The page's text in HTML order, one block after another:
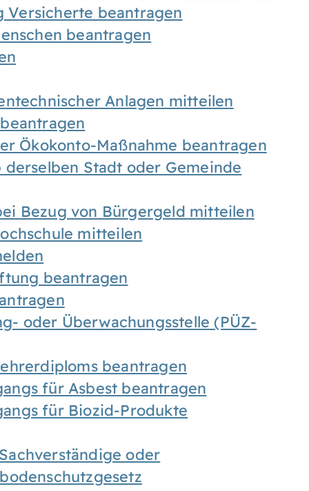
Versicherte beantragen
beantragen
Anlagen mitteilen
Ökokonto-Maßnahme beantragen
Stadt oder Gemeinde
Bezug von Bürgergeld mitteilen
mitteilen
beantragen
oder Überwachungsstelle (PÜZ-
beantragen
für Asbest beantragen
für Biozid-Produkte
oder